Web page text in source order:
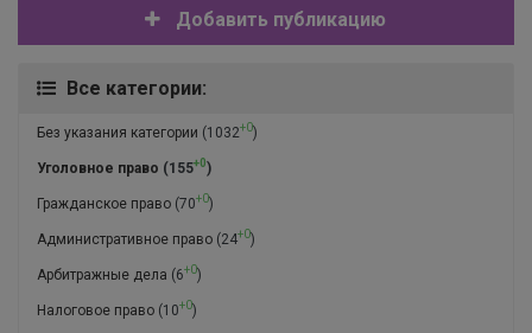
Добавить публикацию
Все категории:
Без указания категории (1032+0)
Уголовное право (155+0)
Гражданское право (70+0)
Административное право (24+0)
Арбитражные дела (6+0)
Налоговое право (10+0)